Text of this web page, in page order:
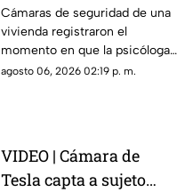
brutalmente a niño
INDEFENSO con
autismo y epilepsia
Cámaras de seguridad de una
vivienda registraron el
momento en que la psicóloga
agredió físicamente a un niño
agosto 06, 2026 02:19 p. m.
VIDEO | Cámara de
Tesla capta a sujeto